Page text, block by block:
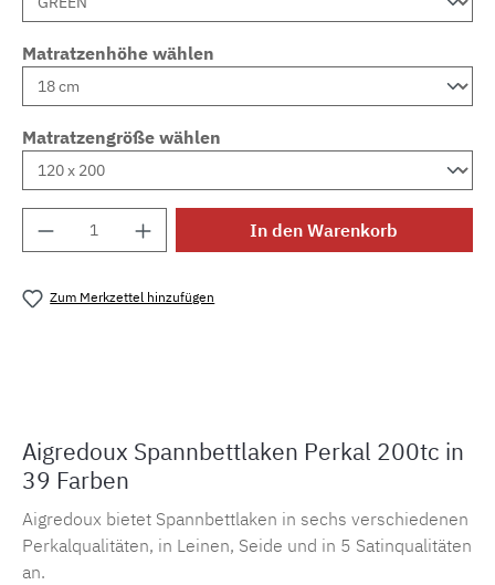
Matratzenhöhe wählen
Matratzengröße wählen
Produkt Anzahl: Gib den gewünschten
In den Warenkorb
Zum Merkzettel hinzufügen
Aigredoux Spannbettlaken Perkal 200tc in
39 Farben
Aigredoux bietet Spannbettlaken in sechs verschiedenen
Perkalqualitäten, in Leinen, Seide und in 5 Satinqualitäten
an.